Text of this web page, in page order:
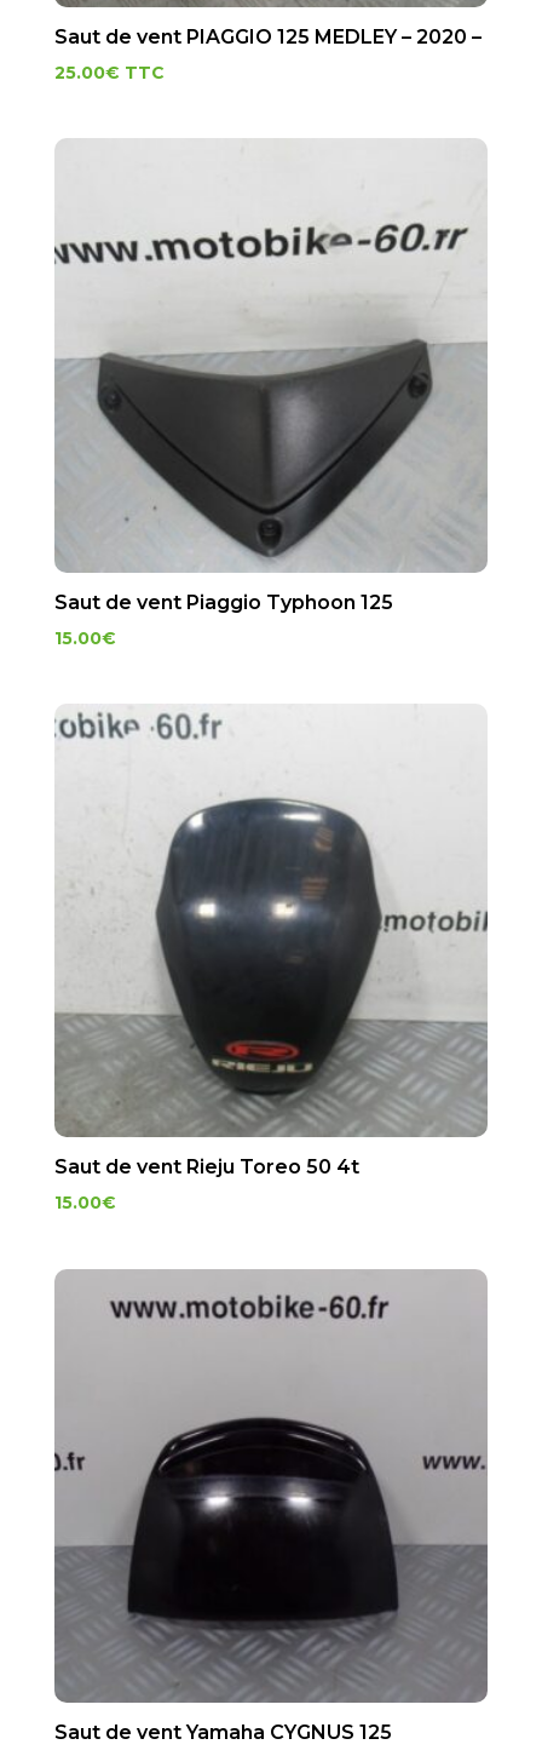
Saut de vent PIAGGIO 125 MEDLEY – 2020 –
25.00€ TTC
Saut de vent Piaggio Typhoon 125
15.00€
Saut de vent Rieju Toreo 50 4t
15.00€
Saut de vent Yamaha CYGNUS 125